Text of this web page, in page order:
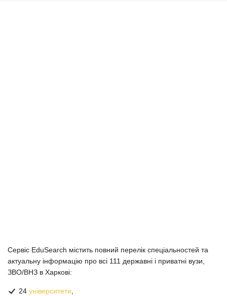
Сервіс EduSearch містить повний перелік спеціальностей та
актуальну інформацію про всі 111 державні і приватні вузи,
ЗВО/ВНЗ в Харкові:
24 університети,